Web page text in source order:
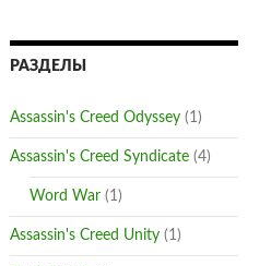
РАЗДЕЛЫ
Assassin's Creed Odyssey (1)
Assassin's Creed Syndicate (4)
Word War (1)
Assassin's Creed Unity (1)